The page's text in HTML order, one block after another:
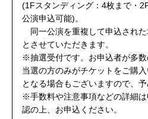
(1Fスタンディング：4枚まで・
公演申込可能)。
同一公演を重複して申込され
とさせていただきます。
※抽選受付です。お申込者が多数
当選の方のみがチケットをご購
となる場合もございますので、予
※手数料や注意事項などの詳細
認の上、お申込ください。